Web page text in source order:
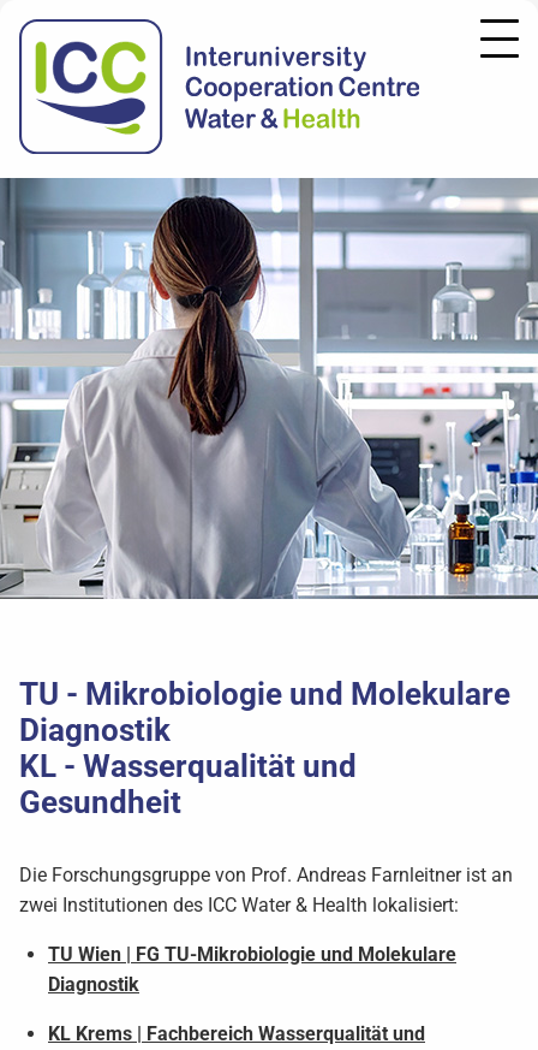
TU - Mikrobiologie und Molekulare
Diagnostik
KL - Wasserqualität und
Gesundheit
Die Forschungsgruppe von Prof. Andreas Farnleitner ist an
zwei Institutionen des ICC Water & Health lokalisiert:
TU Wien | FG TU-Mikrobiologie und Molekulare
Diagnostik
KL Krems | Fachbereich Wasserqualität und